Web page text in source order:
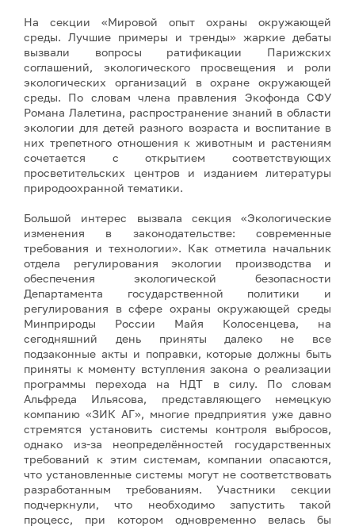
На секции «Мировой опыт охраны окружающей
среды. Лучшие примеры и тренды» жаркие дебаты
вызвали вопросы ратификации Парижских
соглашений, экологического просвещения и роли
экологических организаций в охране окружающей
среды. По словам члена правления Экофонда СФУ
Романа Лалетина, распространение знаний в области
экологии для детей разного возраста и воспитание в
них трепетного отношения к животным и растениям
сочетается с открытием соответствующих
просветительских центров и изданием литературы
природоохранной тематики.
Большой интерес вызвала секция «Экологические
изменения в законодательстве: современные
требования и технологии». Как отметила начальник
отдела регулирования экологии производства и
обеспечения экологической безопасности
Департамента государственной политики и
регулирования в сфере охраны окружающей среды
Минприроды России Майя Колосенцева, на
сегодняшний день приняты далеко не все
подзаконные акты и поправки, которые должны быть
приняты к моменту вступления закона о реализации
программы перехода на НДТ в силу. По словам
Альфреда Ильясова, представляющего немецкую
компанию «ЗИК АГ», многие предприятия уже давно
стремятся установить системы контроля выбросов,
однако из-за неопределённостей государственных
требований к этим системам, компании опасаются,
что установленные системы могут не соответствовать
разработанным требованиям. Участники секции
подчеркнули, что необходимо запустить такой
процесс, при котором одновременно велась бы